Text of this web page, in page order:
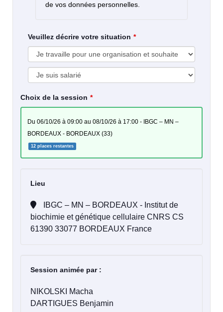
de vos données personnelles.
Veuillez décrire votre situation
Choix de la session
du 06/10/26 à 09:00 au 08/10/26 à 17:00 - IBGC – MN –
BORDEAUX - BORDEAUX (33)
12 places restantes
Lieu
biochimie et génétique cellulaire CNRS CS
61390 33077 BORDEAUX France
Session animée par :
NIKOLSKI Macha
DARTIGUES Benjamin